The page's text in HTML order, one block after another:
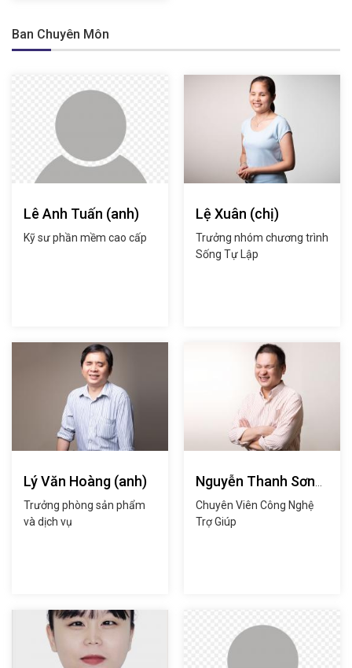
Ban Chuyên Môn
Lê Anh Tuấn (anh)
Kỹ sư phần mềm cao cấp
Lệ Xuân (chị)
Trưởng nhóm chương trình
Sống Tự Lập
Lý Văn Hoàng (anh)
Trưởng phòng sản phẩm
và dịch vụ
Nguyễn Thanh Sơn
(anh)
Chuyên Viên Công Nghệ
Trợ Giúp